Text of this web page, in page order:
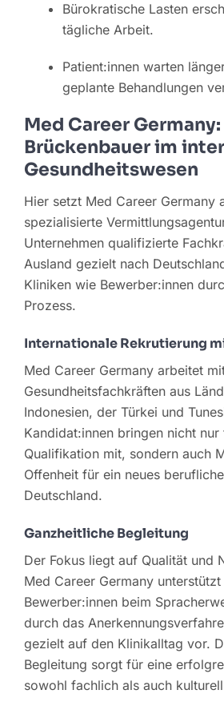
Bürokratische Lasten
tägliche Arbeit.
Patient:innen warten
geplante Behandlungen
Med Career Germany:
Brückenbauer im
Gesundheitswesen
Hier setzt Med Career Germany
spezialisierte
Unternehmen qualifizierte
Ausland gezielt nach
Kliniken wie Bewerber:innen
Prozess.
Internationale Rekrutierung
Med Career Germany arbeitet
Gesundheitsfachkräften aus
Indonesien, der Türkei und
Kandidat:innen bringen nicht
Qualifikation mit, sondern auch
Offenheit für ein neues
Deutschland.
Ganzheitliche Begleitung
Der Fokus liegt auf Qualität und
Med Career Germany
Bewerber:innen beim
durch das
gezielt auf den Klinikalltag vor.
Begleitung sorgt für eine
sowohl fachlich als auch